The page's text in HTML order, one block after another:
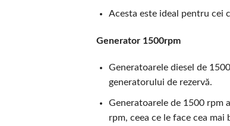
Acesta este ideal pentru cei
Generator 1500rpm
Generatoarele diesel de
generatorului de rezervă.
Generatoarele de 1500 rpm
rpm, ceea ce le face cea